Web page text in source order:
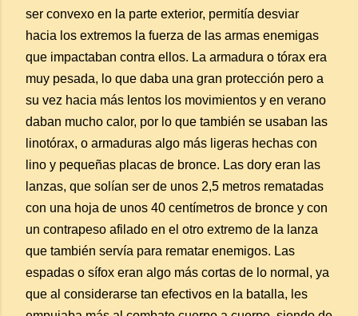
ser convexo en la parte exterior, permitía desviar
hacia los extremos la fuerza de las armas enemigas
que impactaban contra ellos. La armadura o tórax era
muy pesada, lo que daba una gran protección pero a
su vez hacia más lentos los movimientos y en verano
daban mucho calor, por lo que también se usaban las
linotórax, o armaduras algo más ligeras hechas con
lino y pequeñas placas de bronce. Las dory eran las
lanzas, que solían ser de unos 2,5 metros rematadas
con una hoja de unos 40 centímetros de bronce y con
un contrapeso afilado en el otro extremo de la lanza
que también servía para rematar enemigos. Las
espadas o sífox eran algo más cortas de lo normal, ya
que al considerarse tan efectivos en la batalla, les